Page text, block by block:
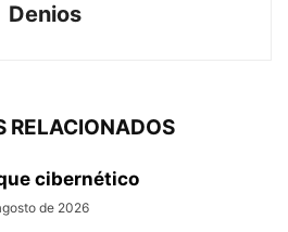
Denios
RELACIONADOS
cibernético
de 2026